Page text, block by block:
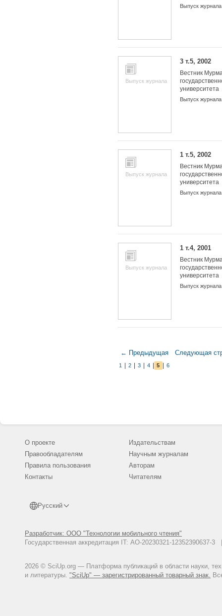
Выпуск журнала
Выпуск журнала
3 т.5, 2002
Вестник
университета
Выпуск журнала
Выпуск журнала
1 т.5, 2002
Вестник
университета
Выпуск журнала
Выпуск журнала
1 т.4, 2001
Вестник
университета
Выпуск журнала
← Предыдущая Следующая
1 2 3 4 5 6
О проекте
Правообладателям
Правила пользования
Контакты
Русский
Разработчик: ООО "Технологии мобильного чтения"
Государственная аккредитация IT: АО-20230321-
2026 © SciUp.org — Платформа публикаций в области науки,
и литературы. "SciUp" — зарегистрированный товарный знак.
Издательствам
Научным журналам
Авторам
Читателям